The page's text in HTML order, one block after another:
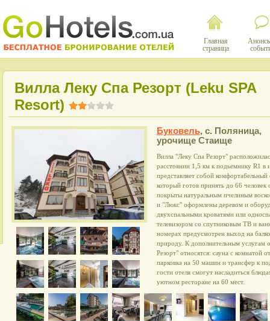
Главная
страница
Вилла Леку Спа Резорт (Leku SPA
Resort)
Буковель, с. Поляница,
урочище Стаище
Вилла "Леку Спа Резорт"
расстоянии 1,5 км к подьемнику R1 в
представляет собой
который готов принять до 66
покрыты натуральным пчелиным
и "Люкс" оформлены деревом и
двухспальными кроватями или
телевизором со спутниковым ТВ и
номерах предусмотрен выход на
природу. К дополнительным услугам
Резорт" относятся: сауна с комнатой
парковка на 50 машин и трансфер к
гости отеля смогут насладиться
уютном ресторане на 60 мест.